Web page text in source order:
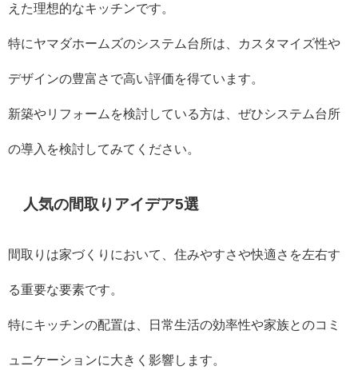
えた理想的なキッチンです。
特にヤマダホームズのシステム台所は、カスタマイズ性や
デザインの豊富さで高い評価を得ています。
新築やリフォームを検討している方は、ぜひシステム台所
の導入を検討してみてください。
人気の間取りアイデア5選
間取りは家づくりにおいて、住みやすさや快適さを左右す
る重要な要素です。
特にキッチンの配置は、日常生活の効率性や家族とのコミ
ュニケーションに大きく影響します。